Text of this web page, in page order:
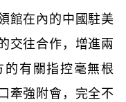
在內的中國駐美
交往合作，增進兩
有關指控毫無根
牽強附會，完全不